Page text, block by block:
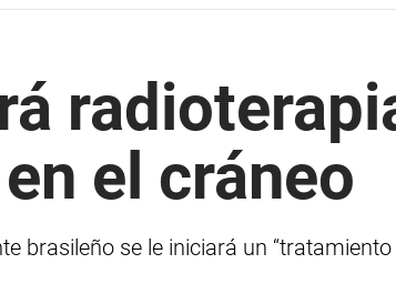
el cráneo
brasileño se le iniciará un